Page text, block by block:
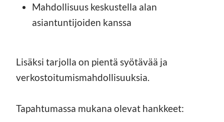
Mahdollisuus keskustella alan
asiantuntijoiden kanssa
Lisäksi tarjolla on pientä syötävää ja
verkostoitumismahdollisuuksia.
Tapahtumassa mukana olevat hankkeet: